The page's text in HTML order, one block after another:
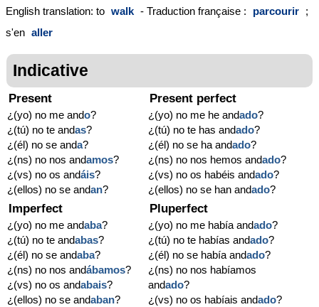
English translation: to walk - Traduction française : parcourir ;
s'en aller
Indicative
Present
¿(yo) no me ando?
¿(tú) no te andas?
¿(él) no se anda?
¿(ns) no nos andamos?
¿(vs) no os andáis?
¿(ellos) no se andan?
Present perfect
¿(yo) no me he andado?
¿(tú) no te has andado?
¿(él) no se ha andado?
¿(ns) no nos hemos andado?
¿(vs) no os habéis andado?
¿(ellos) no se han andado?
Imperfect
¿(yo) no me andaba?
¿(tú) no te andabas?
¿(él) no se andaba?
¿(ns) no nos andábamos?
¿(vs) no os andabais?
¿(ellos) no se andaban?
Pluperfect
¿(yo) no me había andado?
¿(tú) no te habías andado?
¿(él) no se había andado?
¿(ns) no nos habíamos
andado?
¿(vs) no os habíais andado?